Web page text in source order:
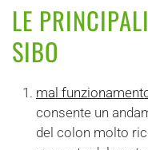
LE
SIBO
mal
consente un
del colon molto